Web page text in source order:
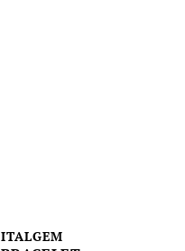
ITALGEM